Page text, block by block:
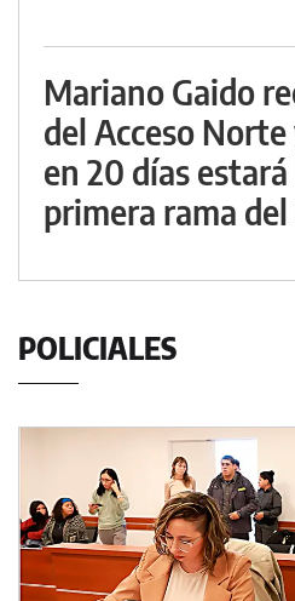
Mariano Gaido
del Acceso
en 20 días
primera rama
POLICIALES